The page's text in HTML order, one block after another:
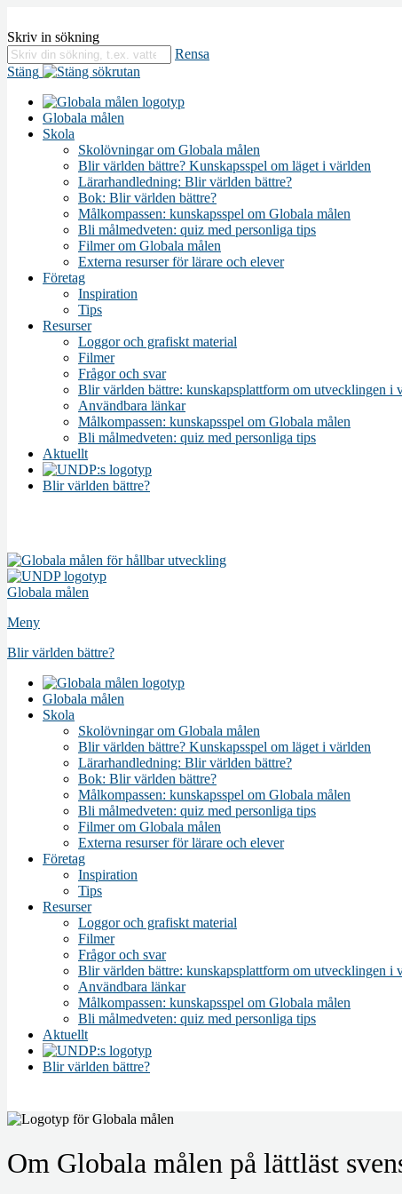
Skriv in sökning
Rensa
Stäng
Globala målen
Skola
Skolövningar om Globala målen
Blir världen bättre? Kunskapsspel om läget i världen
Lärarhandledning: Blir världen bättre?
Bok: Blir världen bättre?
Målkompassen: kunskapsspel om Globala målen
Bli målmedveten: quiz med personliga tips
Filmer om Globala målen
Externa resurser för lärare och elever
Företag
Inspiration
Tips
Resurser
Loggor och grafiskt material
Filmer
Frågor och svar
Blir världen bättre: kunskapsplattform om utvecklingen i
Användbara länkar
Målkompassen: kunskapsspel om Globala målen
Bli målmedveten: quiz med personliga tips
Aktuellt
Blir världen bättre?
Globala målen
Meny
Blir världen bättre?
Globala målen
Skola
Skolövningar om Globala målen
Blir världen bättre? Kunskapsspel om läget i världen
Lärarhandledning: Blir världen bättre?
Bok: Blir världen bättre?
Målkompassen: kunskapsspel om Globala målen
Bli målmedveten: quiz med personliga tips
Filmer om Globala målen
Externa resurser för lärare och elever
Företag
Inspiration
Tips
Resurser
Loggor och grafiskt material
Filmer
Frågor och svar
Blir världen bättre: kunskapsplattform om utvecklingen i
Användbara länkar
Målkompassen: kunskapsspel om Globala målen
Bli målmedveten: quiz med personliga tips
Aktuellt
Blir världen bättre?
Om Globala målen på lättläst